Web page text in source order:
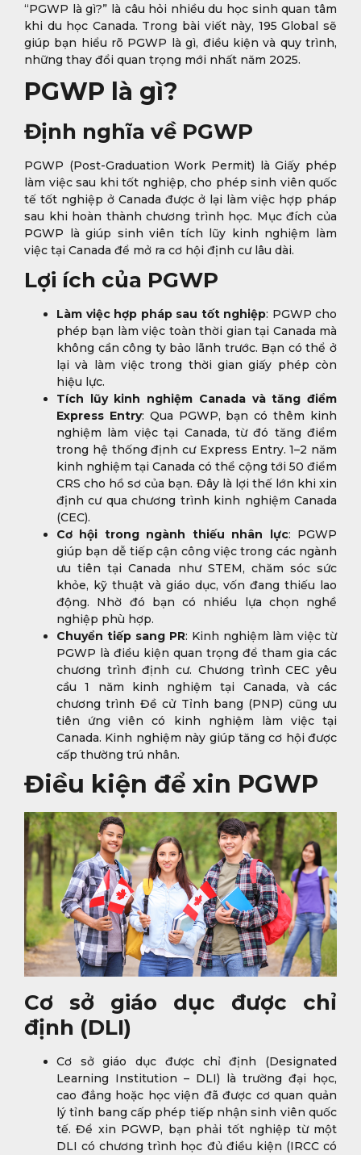
“PGWP là gì?” là câu hỏi nhiều du học sinh quan tâm
khi du học Canada. Trong bài viết này, 195 Global sẽ
giúp bạn hiểu rõ PGWP là gì, điều kiện và quy trình,
những thay đổi quan trọng mới nhất năm 2025.
PGWP là gì?
Định nghĩa về PGWP
PGWP (Post-Graduation Work Permit) là Giấy phép
làm việc sau khi tốt nghiệp, cho phép sinh viên quốc
tế tốt nghiệp ở Canada được ở lại làm việc hợp pháp
sau khi hoàn thành chương trình học. Mục đích của
PGWP là giúp sinh viên tích lũy kinh nghiệm làm
việc tại Canada để mở ra cơ hội định cư lâu dài.
Lợi ích của PGWP
Làm việc hợp pháp sau tốt nghiệp: PGWP cho
phép bạn làm việc toàn thời gian tại Canada mà
không cần công ty bảo lãnh trước. Bạn có thể ở
lại và làm việc trong thời gian giấy phép còn
hiệu lực.
Tích lũy kinh nghiệm Canada và tăng điểm
Express Entry: Qua PGWP, bạn có thêm kinh
nghiệm làm việc tại Canada, từ đó tăng điểm
trong hệ thống định cư Express Entry. 1–2 năm
kinh nghiệm tại Canada có thể cộng tới 50 điểm
CRS cho hồ sơ của bạn. Đây là lợi thế lớn khi xin
định cư qua chương trình kinh nghiệm Canada
(CEC).
Cơ hội trong ngành thiếu nhân lực: PGWP
giúp bạn dễ tiếp cận công việc trong các ngành
ưu tiên tại Canada như STEM, chăm sóc sức
khỏe, kỹ thuật và giáo dục, vốn đang thiếu lao
động. Nhờ đó bạn có nhiều lựa chọn nghề
nghiệp phù hợp.
Chuyển tiếp sang PR: Kinh nghiệm làm việc từ
PGWP là điều kiện quan trọng để tham gia các
chương trình định cư. Chương trình CEC yêu
cầu 1 năm kinh nghiệm tại Canada, và các
chương trình Đề cử Tỉnh bang (PNP) cũng ưu
tiên ứng viên có kinh nghiệm làm việc tại
Canada. Kinh nghiệm này giúp tăng cơ hội được
cấp thường trú nhân.
Điều kiện để xin PGWP
Cơ sở giáo dục được chỉ
định (DLI)
Cơ sở giáo dục được chỉ định (Designated
Learning Institution – DLI) là trường đại học,
cao đẳng hoặc học viện đã được cơ quan quản
lý tỉnh bang cấp phép tiếp nhận sinh viên quốc
tế. Để xin PGWP, bạn phải tốt nghiệp từ một
DLI có chương trình học đủ điều kiện (IRCC có